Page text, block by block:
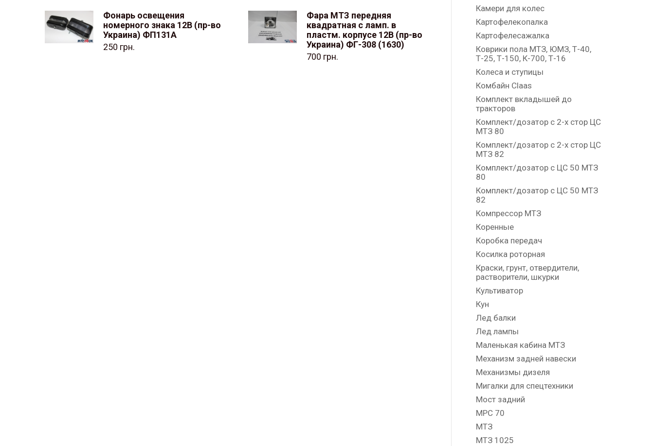
Фонарь освещения
номерного знака 12В (пр-во
Украина) ФП131А
250 грн.
Фара МТЗ передняя
квадратная с ламп. в
пластм. корпусе 12В (пр-во
Украина) ФГ-308 (1630)
700 грн.
Камери для колес
Картофелекопалка
Картофелесажалка
Коврики пола МТЗ, ЮМЗ, Т-40,
Т-25, Т-150, К-700, Т-16
Колеса и ступицы
Комбайн Claas
Комплект вкладышей до
тракторов
Комплект/дозатор с 2-х стор ЦС
МТЗ 80
Комплект/дозатор с 2-х стор ЦС
МТЗ 82
Комплект/дозатор с ЦС 50 МТЗ
80
Комплект/дозатор с ЦС 50 МТЗ
82
Компрессор МТЗ
Коренные
Коробка передач
Косилка роторная
Краски, грунт, отвердители,
растворители, шкурки
Культиватор
Кун
Лед балки
Лед лампы
Маленькая кабина МТЗ
Механизм задней навески
Механизмы дизеля
Мигалки для спецтехники
Мост задний
МРС 70
МТЗ
МТЗ 1025